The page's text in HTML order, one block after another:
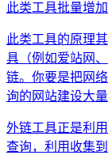
此类工具批量增
此类工具的原理
具（例如爱站网
链。你要是把网
询的网站建设大量
外链工具正是利
查询，利用收集